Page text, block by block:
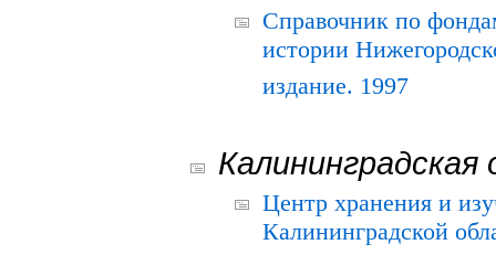
Справочник по
истории
издание. 1997
Калининградская
Центр хранения и
Калининградской